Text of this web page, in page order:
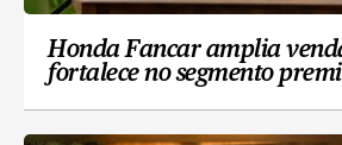
Honda Fancar amplia
fortalece no segmento